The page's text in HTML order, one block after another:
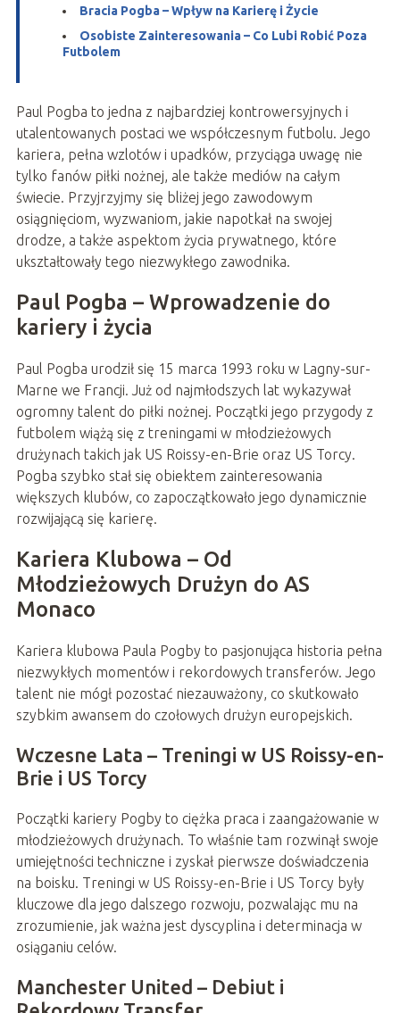
Bracia Pogba – Wpływ na Karierę i Życie
Osobiste Zainteresowania – Co Lubi Robić Poza
Futbolem
Paul Pogba to jedna z najbardziej kontrowersyjnych i
utalentowanych postaci we współczesnym futbolu. Jego
kariera, pełna wzlotów i upadków, przyciąga uwagę nie
tylko fanów piłki nożnej, ale także mediów na całym
świecie. Przyjrzyjmy się bliżej jego zawodowym
osiągnięciom, wyzwaniom, jakie napotkał na swojej
drodze, a także aspektom życia prywatnego, które
ukształtowały tego niezwykłego zawodnika.
Paul Pogba – Wprowadzenie do
kariery i życia
Paul Pogba urodził się 15 marca 1993 roku w Lagny-sur-
Marne we Francji. Już od najmłodszych lat wykazywał
ogromny talent do piłki nożnej. Początki jego przygody z
futbolem wiążą się z treningami w młodzieżowych
drużynach takich jak US Roissy-en-Brie oraz US Torcy.
Pogba szybko stał się obiektem zainteresowania
większych klubów, co zapoczątkowało jego dynamicznie
rozwijającą się karierę.
Kariera Klubowa – Od
Młodzieżowych Drużyn do AS
Monaco
Kariera klubowa Paula Pogby to pasjonująca historia pełna
niezwykłych momentów i rekordowych transferów. Jego
talent nie mógł pozostać niezauważony, co skutkowało
szybkim awansem do czołowych drużyn europejskich.
Wczesne Lata – Treningi w US Roissy-en-
Brie i US Torcy
Początki kariery Pogby to ciężka praca i zaangażowanie w
młodzieżowych drużynach. To właśnie tam rozwinął swoje
umiejętności techniczne i zyskał pierwsze doświadczenia
na boisku. Treningi w US Roissy-en-Brie i US Torcy były
kluczowe dla jego dalszego rozwoju, pozwalając mu na
zrozumienie, jak ważna jest dyscyplina i determinacja w
osiąganiu celów.
Manchester United – Debiut i